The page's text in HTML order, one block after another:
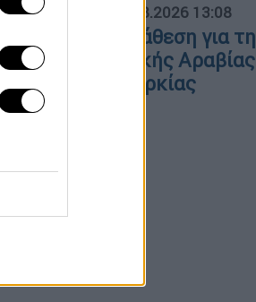
08.08.2026 13:08
αντιπαράθεση για τη
Σαουδικής Αραβίας
και Τουρκίας